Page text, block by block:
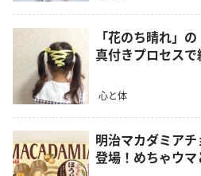
「花のち晴れ」
真付きプロセス
心と体
明治マカダミア
登場！めちゃウ